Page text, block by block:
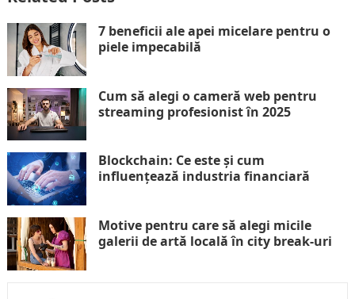
7 beneficii ale apei micelare pentru o
piele impecabilă
Cum să alegi o cameră web pentru
streaming profesionist în 2025
Blockchain: Ce este și cum
influențează industria financiară
Motive pentru care să alegi micile
galerii de artă locală în city break-uri